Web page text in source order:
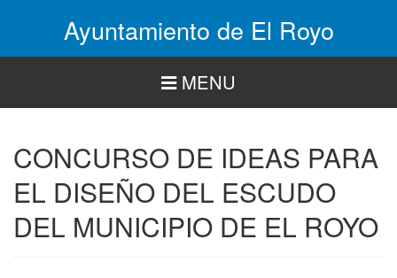
Ayuntamiento de El Royo
MENU
CONCURSO DE IDEAS PARA
EL DISEÑO DEL ESCUDO
DEL MUNICIPIO DE EL ROYO